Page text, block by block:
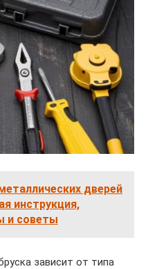
дверей
инструкция,
и советы
зависит от типа